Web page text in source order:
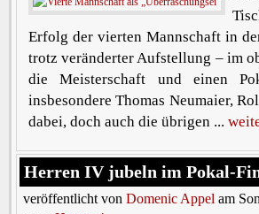
Erfolg der vierten Mannschaft in
trotz veränderter Aufstellung – im
die Meisterschaft und einen
insbesondere Thomas Neumaier,
dabei, doch auch die übrigen ...
Herren IV jubeln im Pokal-
veröffentlicht von Domenic Appel am